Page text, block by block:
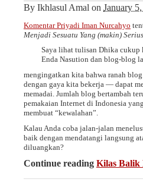
By Ikhlasul Amal on January
Komentar Priyadi Iman Nurcahyo
Menjadi Sesuatu Yang (makin) Serius
Saya lihat tulisan Dhika cukup
Enda Nasution dan blog-blog
mengingatkan kita bahwa ranah
dengan gaya kita bekerja — dapat
memadai. Jumlah blog bertambah
pemakaian Internet di Indonesia
membuat “kewalahan”.
Kalau Anda coba jalan-jalan
baik dengan mendatangi langsung
diluangkan?
Continue reading Kilas Balik